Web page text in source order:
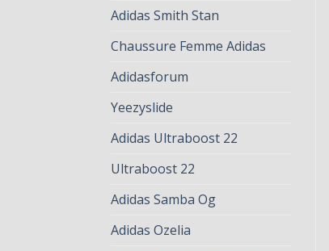
Adidas Smith Stan
Chaussure Femme Adidas
Adidasforum
Yeezyslide
Adidas Ultraboost 22
Ultraboost 22
Adidas Samba Og
Adidas Ozelia